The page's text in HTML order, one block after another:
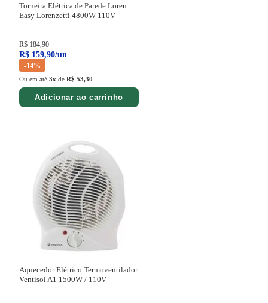
Torneira Elétrica de Parede Loren
Easy Lorenzetti 4800W 110V
R$ 184, 90
R$ 159,90/un
-14%
Ou em até 3x de R$ 53,30
Adicionar ao carrinho
Aquecedor Elétrico Termoventilador
Ventisol A1 1500W / 110V